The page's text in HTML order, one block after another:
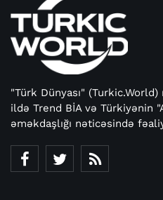
"Türk Dünyası"
ildə Trend BİA və Türkiyənin
əməkdaşlığı nəticəsində